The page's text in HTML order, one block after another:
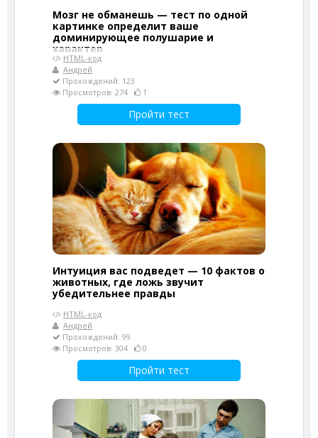
Мозг не обманешь — тест по одной
картинке определит ваше
доминирующее полушарие и
характер
HTML-код
Андрей
Прохождений: 123
Просмотров: 274
1
Пройти тест
Интуиция вас подведет — 10 фактов о
животных, где ложь звучит
убедительнее правды
HTML-код
Андрей
Прохождений: 99
Просмотров: 304
0
Пройти тест